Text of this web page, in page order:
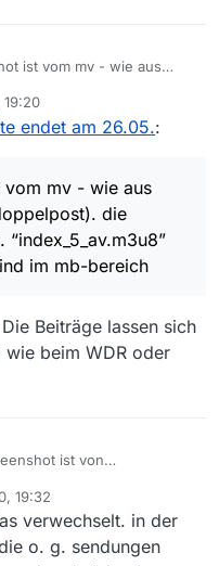
ist vom mv - wie aus
zb. “index_5_av.m3u8”
sind im mb-bereich
endet am 26.05.:
vom mv - wie aus
die
im mb-bereich
Beiträge lassen sich
wie beim WDR oder
ist von
das unter
19:32
verwechselt. in der
o. g. sendungen